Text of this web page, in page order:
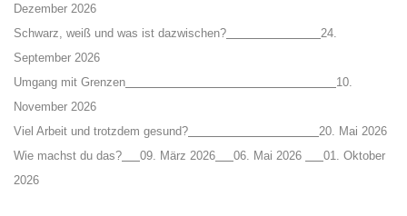
Dezember 2026
Schwarz, weiß und was ist dazwischen?
24.
September 2026
Umgang mit Grenzen
10.
November 2026
Viel Arbeit und trotzdem gesund?
20. Mai 2026
Wie machst du das?
09. März 2026 06. Mai 2026
01. Oktober
2026